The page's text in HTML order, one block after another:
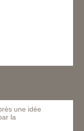
une idée
la